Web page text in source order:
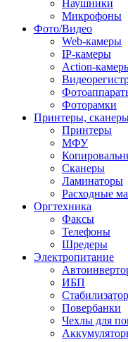
Наушники
Микрофоны
Фото/Видео
Web-камеры
IP-камеры
Action-
Фоторамки
Принтеры,
Принтеры
МФУ
Сканеры
Ламинаторы
Расходные
Оргтехника
Факсы
Телефоны
Шредеры
Электропитание
ИБП
Повербанки
Чехлы для